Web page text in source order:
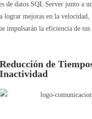
de datos SQL Server junto a
mejoras en la
impulsarán la eficiencia de tus
Reducción de
Inactividad